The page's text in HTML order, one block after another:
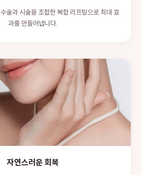
술과 시술을 조합한 복합 리프팅으로 최대 효
과를 만들어냅니다.
자연스러운 회복